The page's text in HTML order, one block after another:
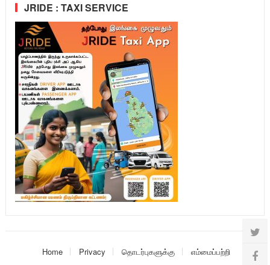
JRIDE : TAXI SERVICE
Home Privacy தொடர்புகளுக்கு எம்மைப்பற்றி